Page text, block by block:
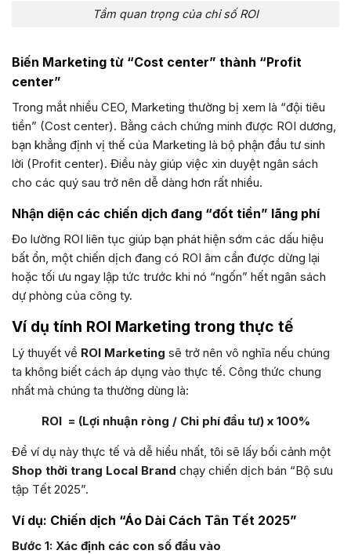
Tầm quan trọng của chỉ số ROI
Biến Marketing từ “Cost center” thành “Profit
center”
Trong mắt nhiều CEO, Marketing thường bị xem là “đội tiêu
tiền” (Cost center). Bằng cách chứng minh được ROI dương,
bạn khẳng định vị thế của Marketing là bộ phận đầu tư sinh
lời (Profit center). Điều này giúp việc xin duyệt ngân sách
cho các quý sau trở nên dễ dàng hơn rất nhiều.
Nhận diện các chiến dịch đang “đốt tiền” lãng phí
Đo lường ROI liên tục giúp bạn phát hiện sớm các dấu hiệu
bất ổn, một chiến dịch đang có ROI âm cần được dừng lại
hoặc tối ưu ngay lập tức trước khi nó “ngốn” hết ngân sách
dự phòng của công ty.
Ví dụ tính ROI Marketing trong thực tế
Lý thuyết về ROI Marketing sẽ trở nên vô nghĩa nếu chúng
ta không biết cách áp dụng vào thực tế. Công thức chung
nhất mà chúng ta thường dùng là:
ROI = (Lợi nhuận ròng / Chi phí đầu tư) x 100%
Để ví dụ này thực tế và dễ hiểu nhất, tôi sẽ lấy bối cảnh một
Shop thời trang Local Brand chạy chiến dịch bán “Bộ sưu
tập Tết 2025”.
Ví dụ: Chiến dịch “Áo Dài Cách Tân Tết 2025”
Bước 1: Xác định các con số đầu vào